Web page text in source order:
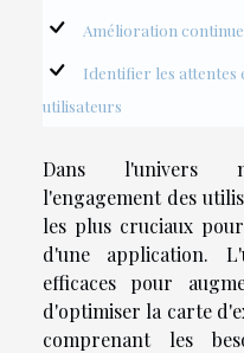
Amélioration
Identifier les attentes
utilisateurs
Dans l'univers
l'engagement des
les plus cruciaux
d'une application.
efficaces pour
d'optimiser la carte
comprenant les